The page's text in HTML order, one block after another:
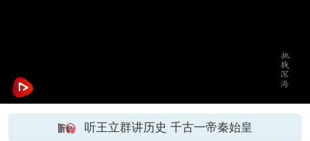
听王立群讲历史 千古一帝秦始皇